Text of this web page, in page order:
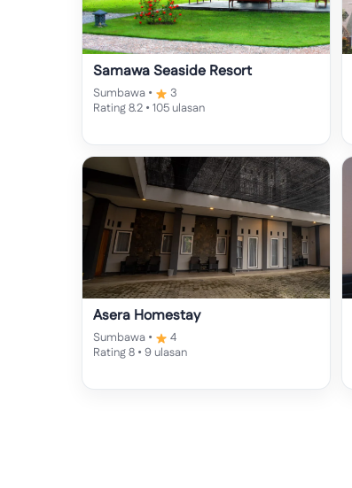
Samawa Seaside Resort
Sumbawa •
3
Rating 8.2 • 105 ulasan
Asera Homestay
Sumbawa •
4
Rating 8 • 9 ulasan